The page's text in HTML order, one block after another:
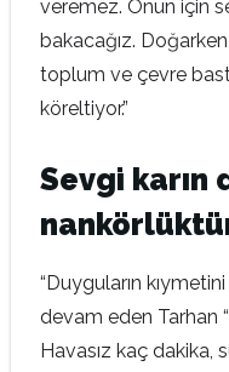
veremez. Onun için
bakacağız.
toplum ve çevre
köreltiyor.”
Sevgi karın
“Duyguların
devam eden Tarhan
Havasız kaç dakika,